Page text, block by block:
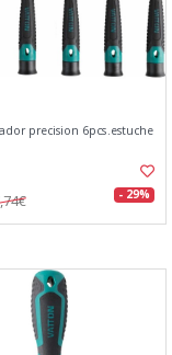
precision 6pcs.estuche
- 29%